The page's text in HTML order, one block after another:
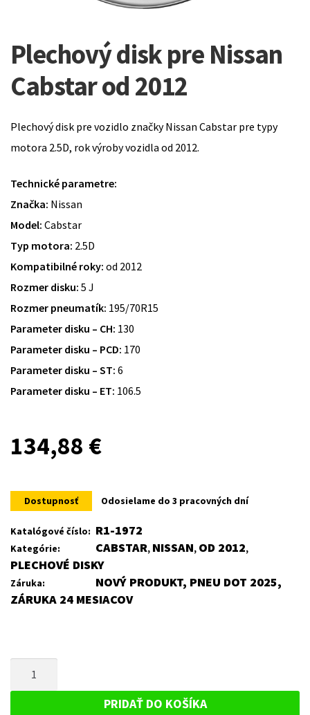
Plechový disk pre Nissan
Cabstar od 2012
Plechový disk pre vozidlo značky Nissan Cabstar pre typy
motora 2.5D, rok výroby vozidla od 2012.
Technické parametre:
Značka: Nissan
Model: Cabstar
Typ motora: 2.5D
Kompatibilné roky: od 2012
Rozmer disku: 5 J
Rozmer pneumatík: 195/70R15
Parameter disku – CH: 130
Parameter disku – PCD: 170
Parameter disku – ST: 6
Parameter disku – ET: 106.5
134,88 €
Dostupnosť Odosielame do 3 pracovných dní
Katalógové číslo: R1-1972
Kategórie: CABSTAR, NISSAN, OD 2012,
PLECHOVÉ DISKY
Záruka:
NOVÝ PRODUKT, PNEU DOT 2025,
ZÁRUKA 24 MESIACOV
PRIDAŤ DO KOŠÍKA